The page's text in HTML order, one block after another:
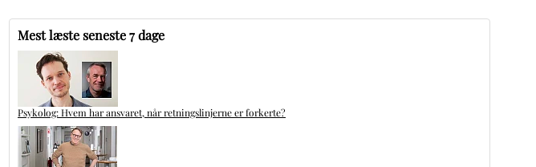
Mest læste seneste 7 dage
Psykolog: Hvem har ansvaret, når retningslinjerne er forkerte?